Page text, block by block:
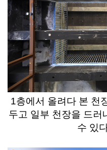
1층에서 올려다 본 천
두고 일부 천장을 드러
수 있